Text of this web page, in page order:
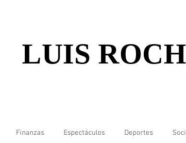
LUIS
Finanzas Espectáculos Deportes